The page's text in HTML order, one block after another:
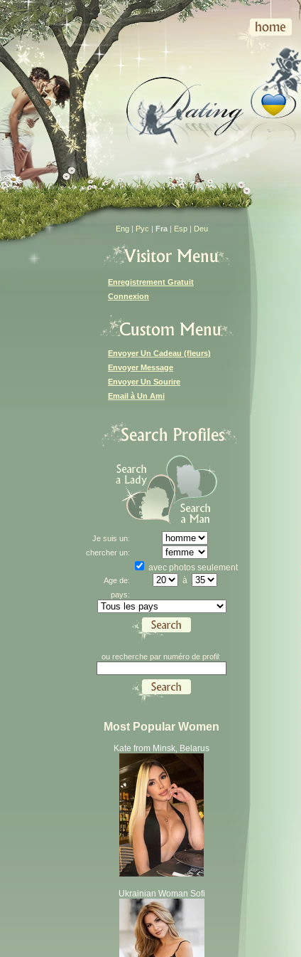
Eng| Рус | Fra| Esp| Deu
Enregistrement Gratuit
Connexion
Envoyer Un Cadeau (fleurs)
Envoyer Message
Envoyer Un Sourire
Email à Un Ami
Je suis un:
chercher un:
avec photos seulement
Age de: à
pays:
ou recherche par numéro de profil:
Most Popular Women
Kate from Minsk, Belarus
Ukrainian Woman Sofi